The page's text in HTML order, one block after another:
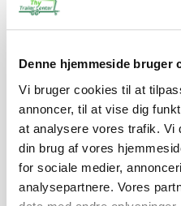
Denne hjemmeside bruger
Vi bruger cookies til at
annoncer, til at vise dig
at analysere vores trafik. Vi
din brug af vores
for sociale medier,
analysepartnere. Vores
højre
SKU: 41666